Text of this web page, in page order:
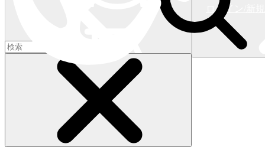
ログイン/新
ショッピングカート 0)